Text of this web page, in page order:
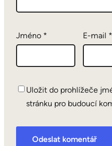
Jméno * E-mail *
Uložit do prohlížeče
stránku pro budoucí